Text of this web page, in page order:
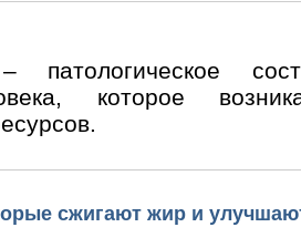
патологическое
которое
сжигают жир и